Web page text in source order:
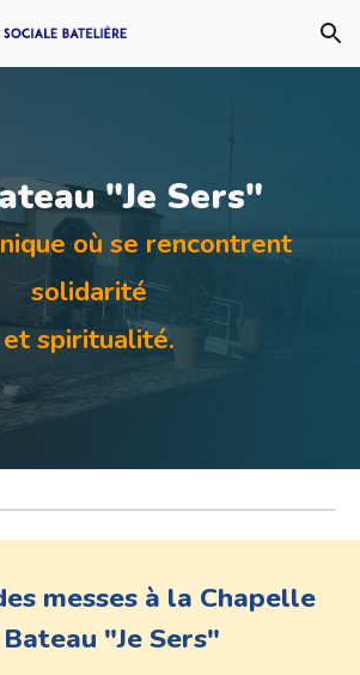
Skip to navigation
"Je Sers"
où se rencontrent
solidarité
et spiritualité.
messes à la Chapelle
"Je Sers"